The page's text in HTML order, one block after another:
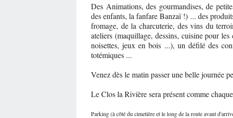
Des Animations, des gourmandises, de
des enfants, la fanfare Banzaï !) ... des
fromage, de la charcuterie, des vins du
ateliers (maquillage, dessins, cuisine pour
noisettes, jeux en bois ...), un défilé des
totémiques ...
Venez dès le matin passer une belle journée
Le Clos la Rivière sera présent comme
Parking (à côté du cimetière et le long de la route avant